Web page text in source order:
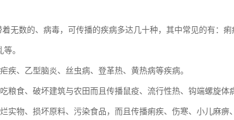
着无数的、病毒，可传播的疾病多达几十种，其中常见的有：
。
疾、乙型脑炎、丝虫病、登革热、黄热病等疾病。
粮食、破坏建筑与农田而且传播鼠疫、流行性热、钩端螺旋体
实物、损坏原料、污染食品，而且传播痢疾、伤寒、小儿麻